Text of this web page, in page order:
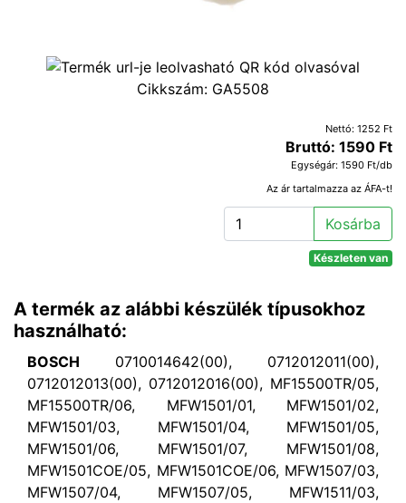
Cikkszám: GA5508
Nettó: 1252 Ft
Bruttó: 1590 Ft
Egységár: 1590 Ft/db
Az ár tartalmazza az ÁFA-t!
Kosárba
Készleten van
A termék az alábbi készülék típusokhoz
használható:
BOSCH 0710014642(00), 0712012011(00),
0712012013(00), 0712012016(00), MF15500TR/05,
MF15500TR/06, MFW1501/01, MFW1501/02,
MFW1501/03, MFW1501/04, MFW1501/05,
MFW1501/06, MFW1501/07, MFW1501/08,
MFW1501COE/05, MFW1501COE/06, MFW1507/03,
MFW1507/04, MFW1507/05, MFW1511/03,